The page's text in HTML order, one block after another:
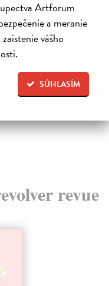
Artforum
a meranie
vášho
SÚHLASÍM
jen
revue